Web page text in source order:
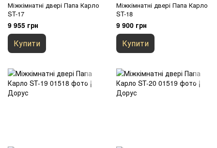
Міжкімнатні двері Папа Карло
ST-17
9 955 грн
Купити
Міжкімнатні двері Папа Карло
ST-18
9 900 грн
Купити